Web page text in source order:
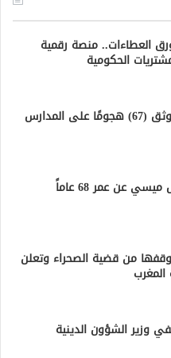
العطاءات.. منصة رقمية
الحكومية
الأمم المتحدة توثق (67) هجومًا على المدارس
عن عمر 68 عاماً
من قضية الصحراء وتعلن
المغرب
وزير الشؤون الدينية